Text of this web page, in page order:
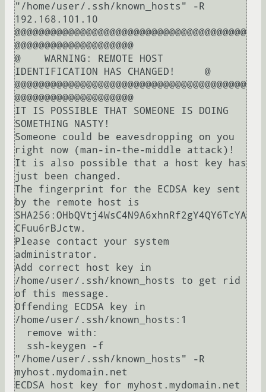
"/home/user/.ssh/known_hosts" -R
192.168.101.10
@@@@@@@@@@@@@@@@@@@@@@@@@@@@@@@@@@@@@@@
@@@@@@@@@@@@@@@@@@@@
@    WARNING: REMOTE HOST
IDENTIFICATION HAS CHANGED!     @
@@@@@@@@@@@@@@@@@@@@@@@@@@@@@@@@@@@@@@@
@@@@@@@@@@@@@@@@@@@@
IT IS POSSIBLE THAT SOMEONE IS DOING
SOMETHING NASTY!
Someone could be eavesdropping on you
right now (man-in-the-middle attack)!
It is also possible that a host key has
just been changed.
The fingerprint for the ECDSA key sent
by the remote host is
SHA256:OHbQVtj4WsC4N9A6xhnRf2gY4QY6TcYA
CFuu6rBJctw.
Please contact your system
administrator.
Add correct host key in
/home/user/.ssh/known_hosts to get rid
of this message.
Offending ECDSA key in
/home/user/.ssh/known_hosts:1
"/home/user/.ssh/known_hosts" -R
myhost.mydomain.net
ECDSA host key for myhost.mydomain.net